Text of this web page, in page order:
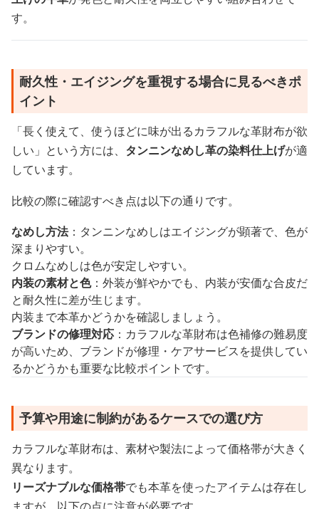
す。
耐久性・エイジングを重視する場合に見るべきポ
イント
「長く使えて、使うほどに味が出るカラフルな革財布が欲
しい」という方には、 タンニンなめし革の染料仕上げが適
しています。
比較の際に確認すべき点は以下の通りです。
なめし方法：タンニンなめしはエイジングが顕著で、色が
深まりやすい。
クロムなめしは色が安定しやすい。
内装の素材と色：外装が鮮やかでも、内装が安価な合皮だ
と耐久性に差が生じます。
内装まで本革かどうかを確認しましょう。
ブランドの修理対応 ：カラフルな革財布は色補修の難易度
が高いため、ブランドが修理・ケアサービスを提供してい
るかどうかも重要な比較ポイントです。
予算や用途に制約があるケースでの選び方
カラフルな革財布は、素材や製法によって価格帯が大きく
異なります。
リーズナブルな価格帯でも本革を使ったアイテムは存在し